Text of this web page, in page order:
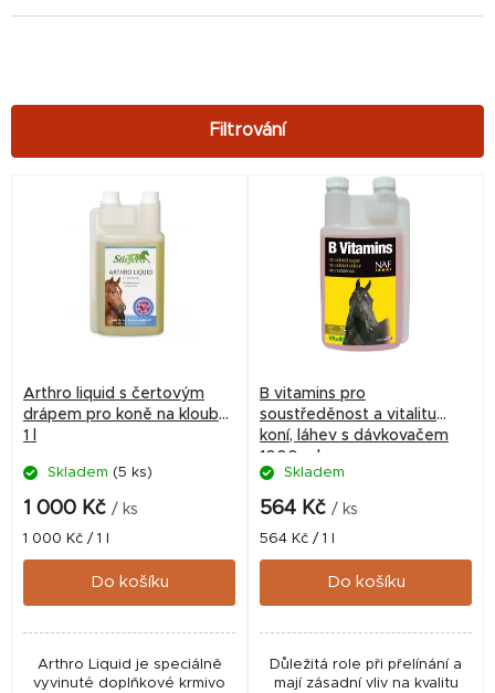
o
d
Arthro liquid s čertovým
drápem pro koně na klouby
1 l
Skladem (5 ks)
1 000 Kč / ks
Měrná
cena:
1 000 Kč / 1 l
Do košíku
Arthro Liquid je speciálně
vyvinuté doplňkové krmivo
B vitamins pro
soustředěnost a vitalitu
koní, láhev s dávkovačem
1000 ml
Skladem
564 Kč / ks
Měrná
cena:
564 Kč / 1 l
Do košíku
Důležitá role při přelínání a
mají zásadní vliv na kvalitu